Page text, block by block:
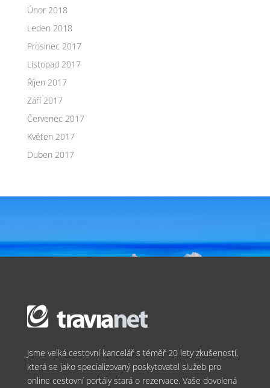
Únor 2018
Leden 2018
Prosinec 2017
Listopad 2017
Říjen 2017
Září 2017
Červenec 2017
Květen 2017
Duben 2017
Jsme velká cestovní kancelář s téměř 20 lety zkušeností,
která se jako specializovaný poskytovatel služeb pro
online cestovní portály stará o rezervace. Vaše dovolená